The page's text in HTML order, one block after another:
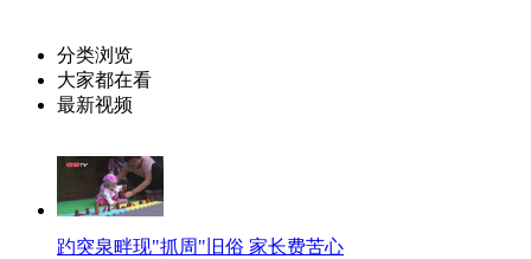
分类浏览
大家都在看
最新视频
趵突泉畔现"抓周"旧俗 家长费苦心